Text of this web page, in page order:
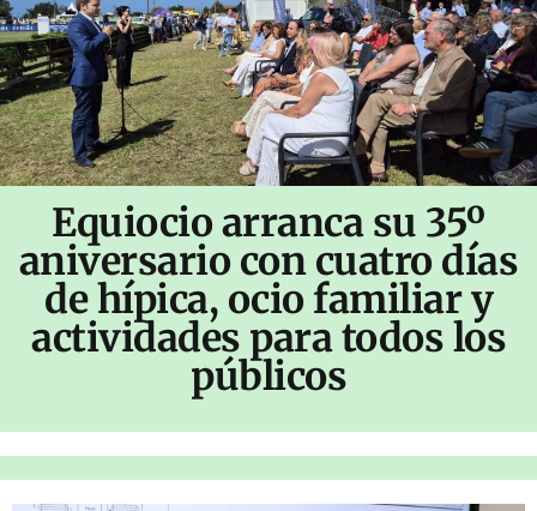
Equiocio arranca su 35º
aniversario con cuatro días
de hípica, ocio familiar y
actividades para todos los
públicos